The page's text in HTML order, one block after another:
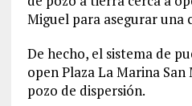
Miguel para asegurar una
De hecho, el sistema de
open Plaza La Marina
pozo de dispersión.